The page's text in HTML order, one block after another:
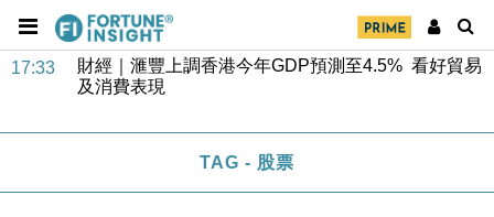
17:33
財經｜滙豐上調香港今年GDP預測至4.5% 看好貿易
及消費表現
16:47
本地｜假冒內地執法人員要求交「保證金」 43歲女子
損失近6900萬元
16:05
TAG - 股票